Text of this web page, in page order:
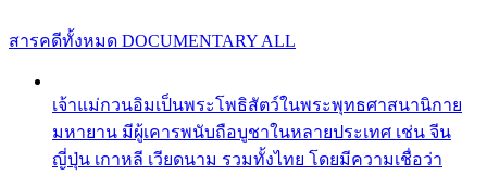
สารคดีทั้งหมด DOCUMENTARY ALL
เจ้าแม่กวนอิมเป็นพระโพธิสัตว์ในพระพุทธศาสนานิกาย
มหายาน มีผู้เคารพนับถือบูชาในหลายประเทศ เช่น จีน
ญี่ปุ่น เกาหลี เวียดนาม รวมทั้งไทย โดยมีความเชื่อว่า